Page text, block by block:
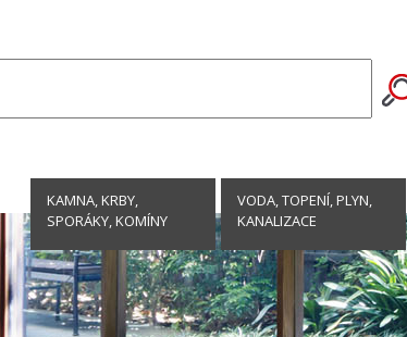
KAMNA, KRBY,
SPORÁKY, KOMÍNY
VODA, TOPENÍ, PLYN,
KANALIZACE